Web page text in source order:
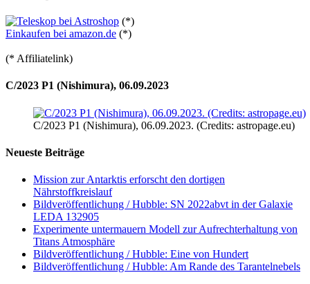
(*)
Einkaufen bei amazon.de (*)
(* Affiliatelink)
C/2023 P1 (Nishimura), 06.09.2023
C/2023 P1 (Nishimura), 06.09.2023. (Credits: astropage.eu)
Neueste Beiträge
Mission zur Antarktis erforscht den dortigen
Nährstoffkreislauf
Bildveröffentlichung / Hubble: SN 2022abvt in der Galaxie
LEDA 132905
Experimente untermauern Modell zur Aufrechterhaltung von
Titans Atmosphäre
Bildveröffentlichung / Hubble: Eine von Hundert
Bildveröffentlichung / Hubble: Am Rande des Tarantelnebels